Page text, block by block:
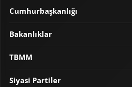
Cumhurbaşkanlığı
Bakanlıklar
TBMM
Siyasi Partiler